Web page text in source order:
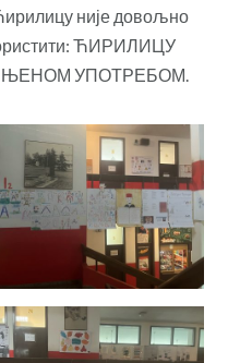
није довољно
ЋИРИЛИЦУ
УПОТРЕБОМ.